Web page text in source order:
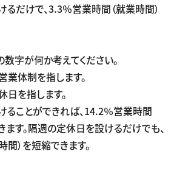
だけで、3.3％営業時間（就業時間）
数字が何か考えてください。
体制を指します。
を指します。
ことができれば、14.2％営業時間
ます。隔週の定休日を設けるだけでも、
）を短縮できます。